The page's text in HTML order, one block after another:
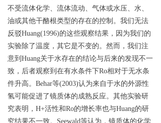
不受流体化学、流体流动、气体或水压、水、
油或其他干酪根类型的存在的控制。我们无法
反驳Huang(1996)的这些观察结果，因为我们的
实验除了温度，其它是不变的。然而，我们注
意到Huang关于水存在的结论与后来的发现不一
致，后者观察到在有水条件下Ro相对于无水条
件升高。Behar等(2003)认为来自于水的外源性
氢可能促进了镜质体的成熟反应。其他实验研
究表明，H+活性和Ro的增长率也与Huang的研
究结果不一致。Seewald等认为，镜质体的化学